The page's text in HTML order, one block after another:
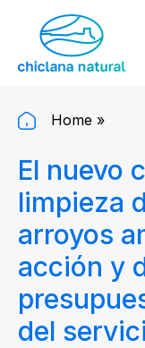
Home »
El nuevo
limpieza
arroyos
acción y
del